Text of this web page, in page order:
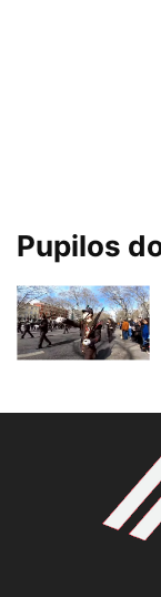
Pupilos